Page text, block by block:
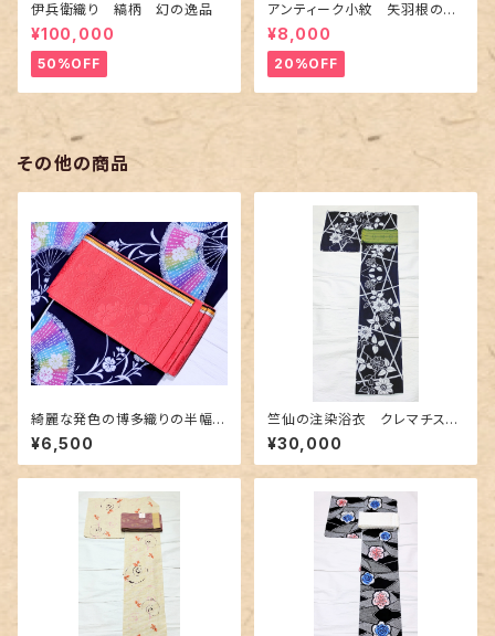
伊兵衛織り 縞柄 幻の逸品
¥100,000
50%OFF
アンティーク小紋 矢羽根の地
紋に短冊柄 裄６６cm
¥8,000
20%OFF
その他の商品
綺麗な発色の博多織りの半幅
帯 ピンク色
¥6,500
竺仙の注染浴衣 クレマチス
（鉄線に竹垣）柄
¥30,000